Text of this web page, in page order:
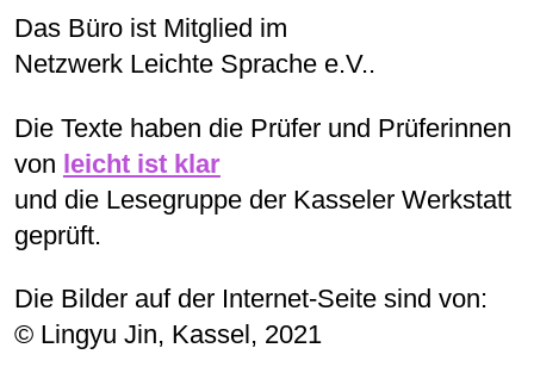
Schwierigkeiten
gibt es Texte in Leichter Sprache.
Für blinde Menschen gibt es Texte in
Blinden-Schrift.
Das Büro ist Mitglied im
Netzwerk Leichte Sprache e.V..
Die Texte haben die Prüfer und Prüferinnen
von leicht ist klar
und die Lesegruppe der Kasseler Werkstatt
geprüft.
Die Bilder auf der Internet-Seite sind von:
© Lingyu Jin, Kassel, 2021